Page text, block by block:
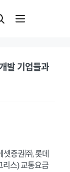
발 기업들과
증권㈜, 롯데
리스) 교통요금